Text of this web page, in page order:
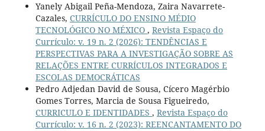
Yanely Abigail Peña-Mendoza, Zaira Navarrete-
Cazales, CURRÍCULO DO ENSINO MÉDIO
TECNOLÓGICO NO MÉXICO , Revista Espaço do
Currículo: v. 19 n. 2 (2026): TENDÊNCIAS E
PERSPECTIVAS PARA A INVESTIGAÇÃO SOBRE AS
RELAÇÕES ENTRE CURRÍCULOS INTEGRADOS E
ESCOLAS DEMOCRÁTICAS
Pedro Adjedan David de Sousa, Cícero Magérbio
Gomes Torres, Marcia de Sousa Figueiredo,
CURRICULO E IDENTIDADES , Revista Espaço do
Currículo: v. 16 n. 2 (2023): REENCANTAMENTO DO